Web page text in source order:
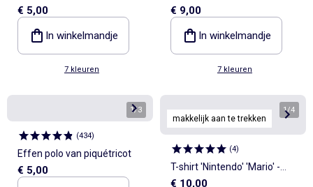
kraag
€ 5,00
In winkelmandje
7 kleuren
mouwen
€ 9,00
In winkelmandje
7 kleuren
1/3
(434)
Effen polo van piquétricot
€ 5,00
makkelijk aan te trekken
1/4
(4)
T-shirt 'Nintendo' 'Mario' -
€ 10,00